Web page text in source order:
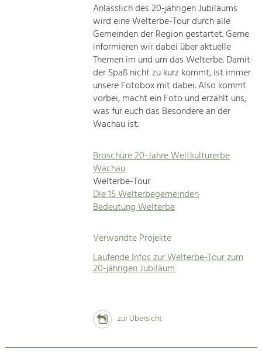
Anlässlich des 20-jährigen Jubiläums
wird eine Welterbe-Tour durch alle
Gemeinden der Region gestartet. Gerne
informieren wir dabei über aktuelle
Themen im und um das Welterbe. Damit
der Spaß nicht zu kurz kommt, ist immer
unsere Fotobox mit dabei. Also kommt
vorbei, macht ein Foto und erzählt uns,
was für euch das Besondere an der
Wachau ist.
Broschüre 20-Jahre Weltkulturerbe
Wachau
Welterbe-Tour
Die 15 Welterbegemeinden
Bedeutung Welterbe
Verwandte Projekte
Laufende Infos zur Welterbe-Tour zum
20-jährigen Jubiläum
zur Übersicht